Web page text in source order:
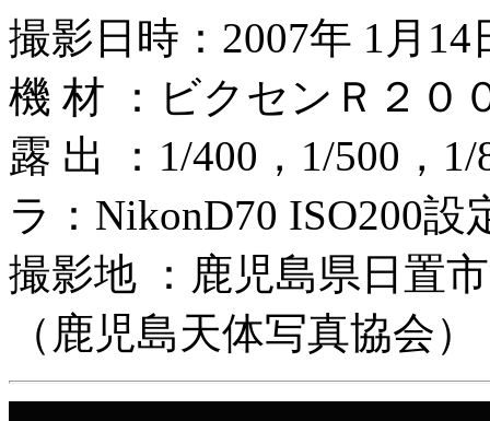
撮影日時：2007年 1月14
機 材 ：ビクセンＲ２０
露 出 ：1/400，1/500，
ラ：NikonD70 ISO200設
撮影地 ：鹿児島県日置
（鹿児島天体写真協会）